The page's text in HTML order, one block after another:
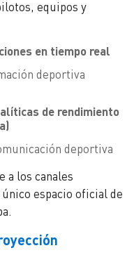
equipos y
en tiempo real
deportiva
de rendimiento
deportiva
a los canales
espacio oficial de